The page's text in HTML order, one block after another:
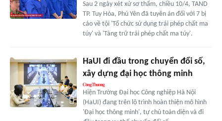
Sau 2 ngày xét xử sơ thẩm, chiều 10/4, TAND
TP. Tuy Hòa, Phú Yên đã tuyên án đối với 7 bị
cáo về tội 'Tổ chức sử dụng trái phép chất ma
túy' và 'Tàng trữ trái phép chất ma túy'.
HaUI đi đầu trong chuyển đổi số,
xây dựng đại học thông minh
Hiện Trường Đại học Công nghiệp Hà Nội
(HaUI) đang trên lộ trình hoàn thiện mô hình
'Đại học thông minh', tự chủ toàn diện và đi